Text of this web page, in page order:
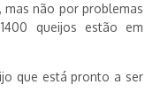
não por problemas
queijos estão em
que está pronto a ser